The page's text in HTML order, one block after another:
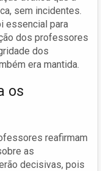
sem incidentes.
essencial para
dos professores
dos
era mantida.
os
reafirmam
as
decisivas, pois